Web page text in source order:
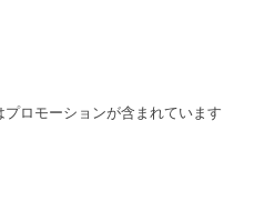
ロモーションが含まれています